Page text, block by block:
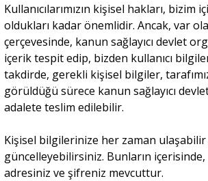
Eğitim
Dosya Haber
Ankara Analiz
Kullanıcılarımızın kişisel hakları, bizim
oldukları kadar önemlidir. Ancak, var
çerçevesinde, kanun sağlayıcı devlet
içerik tespit edip, bizden kullanıcı
takdirde, gerekli kişisel bilgiler,
görüldüğü sürece kanun sağlayıcı
adalete teslim edilebilir.
Kişisel bilgilerinize her zaman ulaşabilir
güncelleyebilirsiniz. Bunların
adresiniz ve şifreniz mevcuttur.